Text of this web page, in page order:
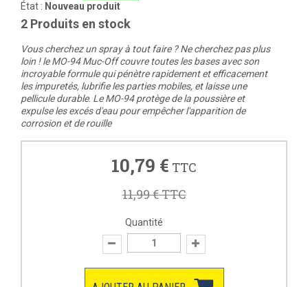
État : Nouveau produit
2 Produits en stock
Vous cherchez un spray à tout faire ? Ne cherchez pas plus
loin ! le MO-94 Muc-Off couvre toutes les bases avec son
incroyable formule qui pénètre rapidement et efficacement
les impuretés, lubrifie les parties mobiles, et laisse une
pellicule durable. Le MO-94 protège de la poussière et
expulse les excés d'eau pour empêcher l'apparition de
corrosion et de rouille
10,79 € TTC
11,99 €TTC
Quantité